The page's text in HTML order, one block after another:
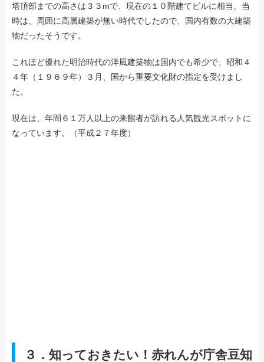
塔頂部までの高さは３３mで、現在の１０階建てビルに相当。当
時は、周囲に高層建築が無い時代でしたので、国内有数の大建築
物だったそうです。
これほど優れた明治時代の洋風建築物は国内でも希少で、昭和４
４年（１９６９年）３月、国から重要文化財の指定を受けまし
た。
現在は、年間６１万人以上の来館者が訪れる人気観光スポットに
なっています。（平成２７年度）
３．知っておきたい！赤れんが庁舎豆知